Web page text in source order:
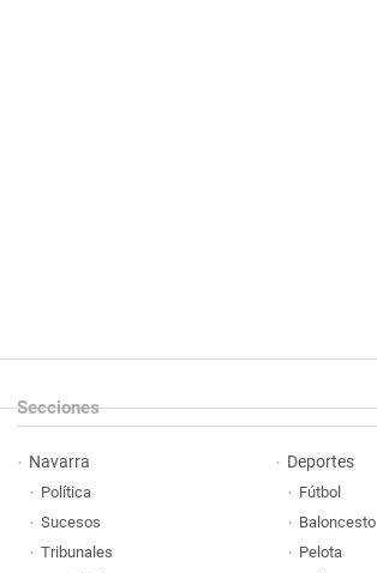
Secciones
Navarra
Política
Sucesos
Tribunales
Deportes
Fútbol
Baloncesto
Pelota